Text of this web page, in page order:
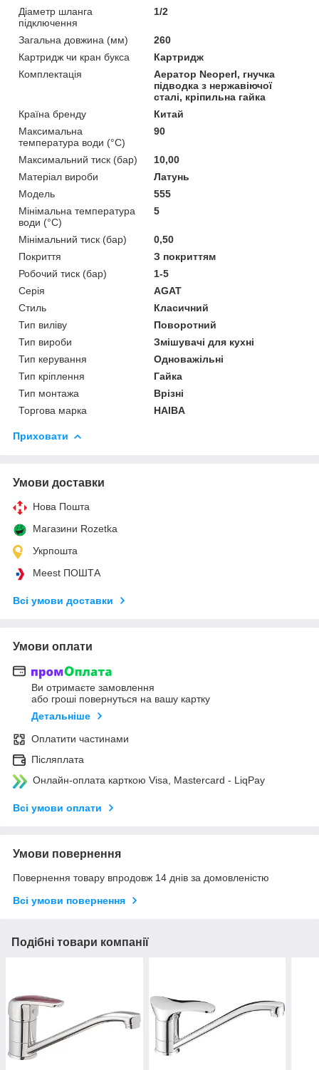
Діаметр шланга
підключення
1/2
Загальна довжина (мм)
260
Картридж чи кран букса
Картридж
Комплектація
Аератор Neoperl, гнучка
підводка з нержавіючої
сталі, кріпильна гайка
Країна бренду
Китай
Максимальна
температура води (°C)
90
Максимальний тиск (бар)
10,00
Матеріал вироби
Латунь
Мoдель
555
Мінімальна температура
води (°C)
5
Мінімальний тиск (бар)
0,50
Покриття
З покриттям
Робочий тиск (бар)
1-5
Серія
AGAT
Стиль
Класичний
Тип виліву
Поворотний
Тип вироби
Змішувачі для кухні
Тип керування
Одноважільні
Тип кріплення
Гайка
Тип монтажа
Врізні
Торгова марка
HAIBA
Приховати
Умови доставки
Нова Пошта
Магазини Rozetka
Укрпошта
Meest ПОШТА
Всі умови доставки
Умови оплати
Ви отримаєте замовлення
або гроші повернуться на вашу картку
Детальніше
Оплатити частинами
Післяплата
Онлайн-оплата карткою Visa, Mastercard - LiqPay
Всі умови оплати
Умови повернення
Повернення товару впродовж 14 днів за домовленістю
Всі умови повернення
Подібні товари компанії